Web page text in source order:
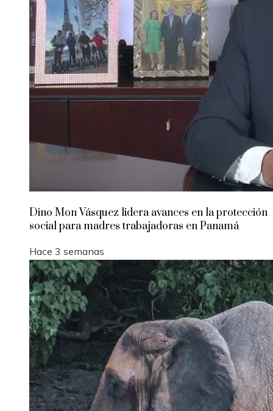
Dino Mon Vásquez lidera avances en la protección
social para madres trabajadoras en Panamá
Hace 3 semanas